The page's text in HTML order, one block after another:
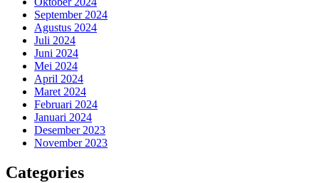
September 2024
Agustus 2024
Juli 2024
Juni 2024
Mei 2024
April 2024
Maret 2024
Februari 2024
Januari 2024
Desember 2023
November 2023
Categories